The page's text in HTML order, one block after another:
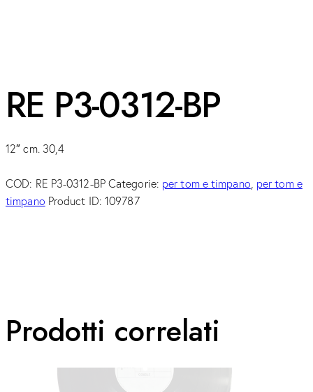
RE P3-0312-BP
12″ cm. 30,4
COD: RE P3-0312-BP Categorie: per tom e timpano, per tom e
timpano Product ID:109787
Prodotti correlati